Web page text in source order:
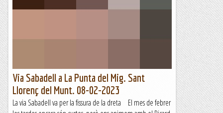
Via Sabadell a La Punta del Mig. Sant
Llorenç del Munt. 08-02-2023
La via Sabadell va per la fissura de la dreta El mes de febrer